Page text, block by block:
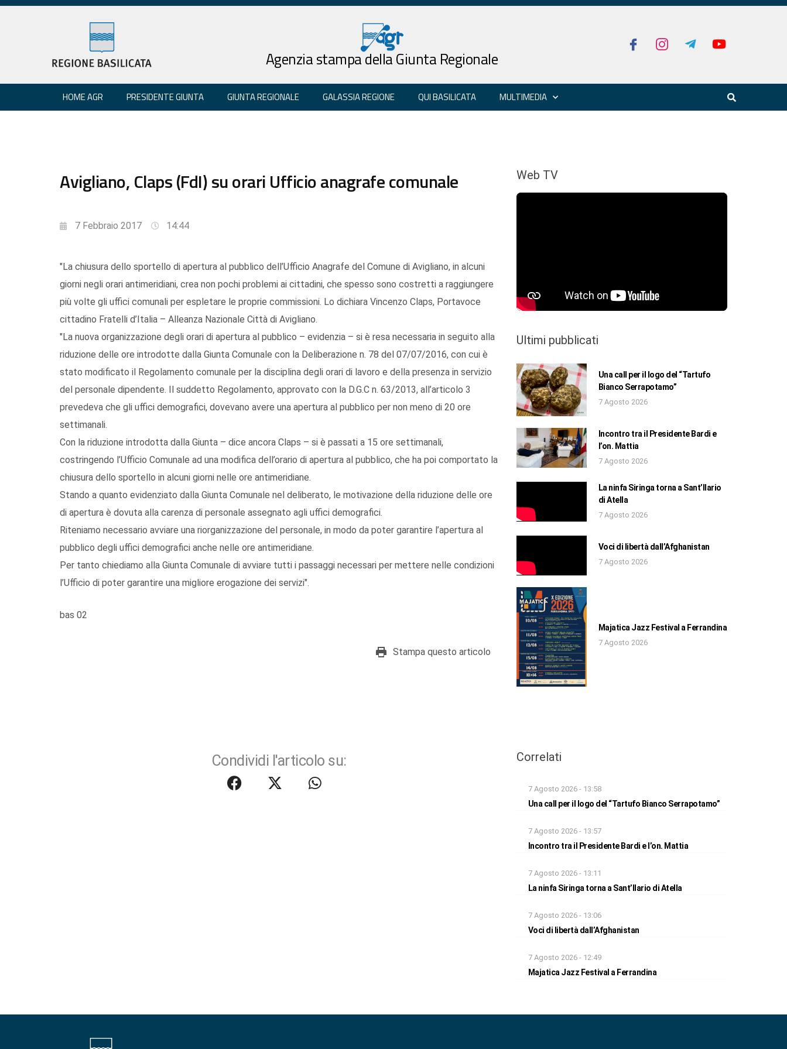
Agenzia stampa della Giunta Regionale
HOME AGR PRESIDENTE GIUNTA GIUNTA REGIONALE GALASSIA REGIONE QUI BASILICATA MULTIMEDIA
Avigliano, Claps (FdI) su orari Ufficio anagrafe comunale
7 Febbraio 2017 14:44
"La chiusura dello sportello di apertura al pubblico dell’Ufficio Anagrafe del Comune di Avigliano, in alcuni
giorni negli orari antimeridiani, crea non pochi problemi ai cittadini, che spesso sono costretti a raggiungere
più volte gli uffici comunali per espletare le proprie commissioni. Lo dichiara Vincenzo Claps, Portavoce
cittadino Fratelli d’Italia – Alleanza Nazionale Città di Avigliano.
"La nuova organizzazione degli orari di apertura al pubblico – evidenzia – si è resa necessaria in seguito alla
riduzione delle ore introdotte dalla Giunta Comunale con la Deliberazione n. 78 del 07/07/2016, con cui è
stato modificato il Regolamento comunale per la disciplina degli orari di lavoro e della presenza in servizio
del personale dipendente. Il suddetto Regolamento, approvato con la D.G.C n. 63/2013, all’articolo 3
prevedeva che gli uffici demografici, dovevano avere una apertura al pubblico per non meno di 20 ore
settimanali.
Con la riduzione introdotta dalla Giunta – dice ancora Claps – si è passati a 15 ore settimanali,
costringendo l’Ufficio Comunale ad una modifica dell’orario di apertura al pubblico, che ha poi comportato la
chiusura dello sportello in alcuni giorni nelle ore antimeridiane.
Stando a quanto evidenziato dalla Giunta Comunale nel deliberato, le motivazione della riduzione delle ore
di apertura è dovuta alla carenza di personale assegnato agli uffici demografici.
Riteniamo necessario avviare una riorganizzazione del personale, in modo da poter garantire l’apertura al
pubblico degli uffici demografici anche nelle ore antimeridiane.
Per tanto chiediamo alla Giunta Comunale di avviare tutti i passaggi necessari per mettere nelle condizioni
l’Ufficio di poter garantire una migliore erogazione dei servizi".
bas 02
Stampa questo articolo
Condividi l'articolo su:
Web TV
Ultimi pubblicati
Una call per il logo del “Tartufo
Bianco Serrapotamo”
7 Agosto 2026
Incontro tra il Presidente Bardi e
l’on. Mattia
7 Agosto 2026
La ninfa Siringa torna a Sant’Ilario
di Atella
7 Agosto 2026
Voci di libertà dall’Afghanistan
7 Agosto 2026
Majatica Jazz Festival a Ferrandina
7 Agosto 2026
Correlati
7 Agosto 2026 - 13:58
Una call per il logo del “Tartufo Bianco Serrapotamo”
7 Agosto 2026 - 13:57
Incontro tra il Presidente Bardi e l’on. Mattia
7 Agosto 2026 - 13:11
La ninfa Siringa torna a Sant’Ilario di Atella
7 Agosto 2026 - 13:06
Voci di libertà dall’Afghanistan
7 Agosto 2026 - 12:49
Majatica Jazz Festival a Ferrandina